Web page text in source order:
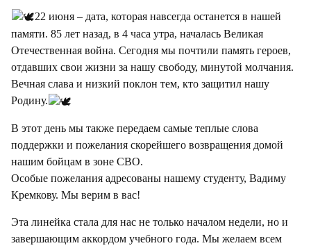
22 июня – дата, которая навсегда останется в нашей
памяти. 85 лет назад, в 4 часа утра, началась Великая
Отечественная война. Сегодня мы почтили память героев,
отдавших свои жизни за нашу свободу, минутой молчания.
Вечная слава и низкий поклон тем, кто защитил нашу
Родину.
В этот день мы также передаем самые теплые слова
поддержки и пожелания скорейшего возвращения домой
нашим бойцам в зоне СВО.
Особые пожелания адресованы нашему студенту, Вадиму
Кремкову. Мы верим в вас!
Эта линейка стала для нас не только началом недели, но и
завершающим аккордом учебного года. Мы желаем всем